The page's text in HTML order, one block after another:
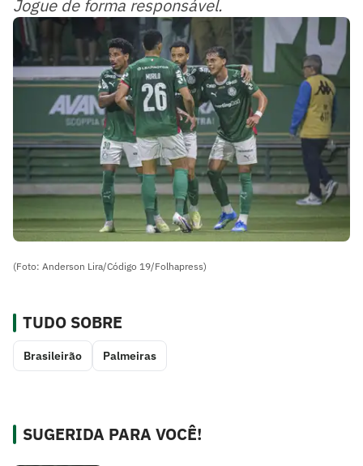
Jogue de forma responsável.
(Foto: Anderson Lira/Código 19/Folhapress)
TUDO SOBRE
Brasileirão Palmeiras
SUGERIDA PARA VOCÊ!